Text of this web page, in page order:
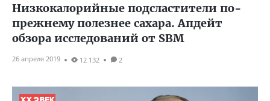
Низкокалорийные подсластители по-
прежнему полезнее сахара. Апдейт
обзора исследований от SBM
26 апреля 2019 12 132 2